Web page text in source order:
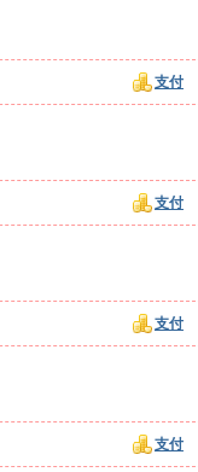
支付
支付
支付
支付